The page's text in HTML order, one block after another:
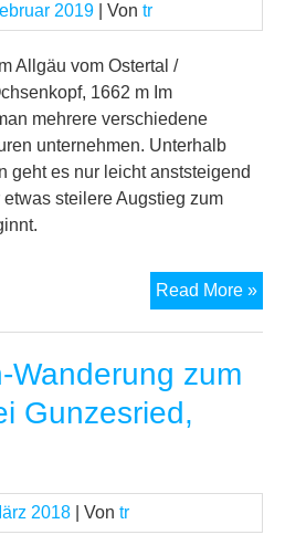
2019 | Von tr
Allgäu vom Ostertal /
1662 m Im
mehrere verschiedene
unternehmen. Unterhalb
geht es nur leicht anststeigend
steilere Augstieg zum
Read More »
im
Wanderung zum
Gunzesried,
2018 | Von tr